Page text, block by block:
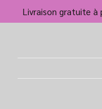
Passer
au
Livraison gratuite à